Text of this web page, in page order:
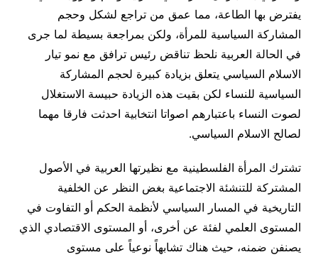
يفترض بها الطاعة، مما عمق من تراجع لشكل وحجم
المشاركة السياسية للمرأة، ولكن بمراجعة بسيطة لما جرى
في الحالة العربية نلحظ تناقض رئيس ترافق مع نمو تيار
الاسلام السياسي يتعلق بزيادة كبيرة لحجم المشاركة
السياسية للنساء لكن بقيت هذه الزيادة حبيسة الاستغلال
لصوت النساء باعتبارهم اصواتا انتخابية احدثت فارقا مهما
لصالح الاسلام السياسي.
تشترك المرأة الفلسطينية مع نظيرتها العربية في الأصول
المشتركة للتنشئة الاجتماعية بغض النظر عن الخلفية
التاريخية في المسار السياسي لأنظمة الحكم أو التفاوت في
المستوى العلمي لفئة عن أخرى، أو المستوى الاقتصادي الذي
يصنفن ضمنه، حيث هناك تشابهاً نوعياً على مستوى